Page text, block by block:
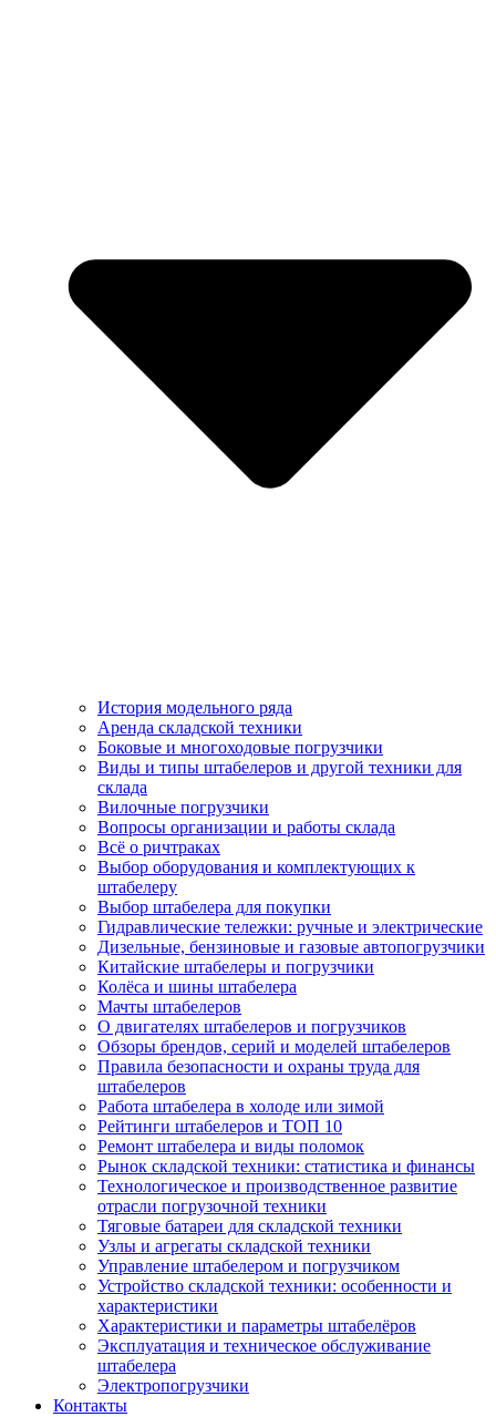
История модельного ряда
Аренда складской техники
Боковые и многоходовые погрузчики
Виды и типы штабелеров и другой техники для
склада
Вилочные погрузчики
Вопросы организации и работы склада
Всё о ричтраках
Выбор оборудования и комплектующих к
штабелеру
Выбор штабелера для покупки
Гидравлические тележки: ручные и электрические
Дизельные, бензиновые и газовые автопогрузчики
Китайские штабелеры и погрузчики
Колёса и шины штабелера
Мачты штабелеров
О двигателях штабелеров и погрузчиков
Обзоры брендов, серий и моделей штабелеров
Правила безопасности и охраны труда для
штабелеров
Работа штабелера в холоде или зимой
Рейтинги штабелеров и ТОП 10
Ремонт штабелера и виды поломок
Рынок складской техники: статистика и финансы
Технологическое и производственное развитие
отрасли погрузочной техники
Тяговые батареи для складской техники
Узлы и агрегаты складской техники
Управление штабелером и погрузчиком
Устройство складской техники: особенности и
характеристики
Характеристики и параметры штабелёров
Эксплуатация и техническое обслуживание
штабелера
Электропогрузчики
Контакты